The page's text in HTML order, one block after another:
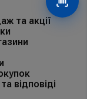
та акції
відповіді